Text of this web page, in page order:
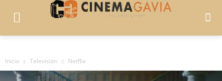
Inicio Televisión Netflix